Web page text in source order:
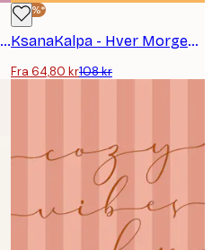
Treechild - Cozy 5 AM Slumber Plakat
-40%*
KsanaKalpa - Hver Morgen en Ny Start Plakat
Fra 64,80 kr108 kr